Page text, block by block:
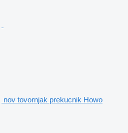
nov tovornjak prekucnik Howo